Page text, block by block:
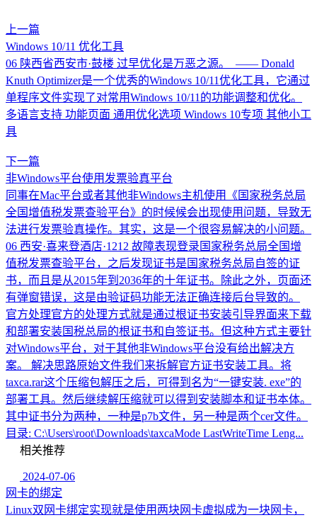
上一篇
Windows 10/11 优化工具
06 陕西省西安市·鼓楼 过早优化是万恶之源。 ​ —— Donald
Knuth Optimizer是一个优秀的Windows 10/11优化工具，它通过
单程序文件实现了对常用Windows 10/11的功能调整和优化。
多语言支持 功能页面 通用优化选项 Windows 10专项 其他小工
具
下一篇
非Windows平台使用发票验真平台
同事在Mac平台或者其他非Windows主机使用《国家税务总局
全国增值税发票查验平台》的时候候会出现使用问题，导致无
法进行发票验真操作。其实，这是一个很容易解决的小问题。
06 西安·喜来登酒店·1212 故障表现登录国家税务总局全国增
值税发票查验平台，之后发现证书是国家税务总局自签的证
书，而且是从2015年到2036年的十年证书。除此之外，页面还
有弹窗错误，这是由验证码功能无法正确连接后台导致的。
官方处理官方的处理方式就是通过根证书安装引导界面来下载
和部署安装国税总局的根证书和自签证书。但这种方式主要针
对Windows平台，对于其他非Windows平台没有给出解决方
案。 解决思路原始文件我们来拆解官方证书安装工具。将
taxca.rar这个压缩包解压之后，可得到名为“一键安装. exe”的
部署工具。然后继续解压缩就可以得到安装脚本和证书本体。
其中证书分为两种，一种是p7b文件，另一种是两个cer文件。
目录: C:\Users\root\Downloads\taxcaMode LastWriteTime Leng...
相关推荐
2024-07-06
网卡的绑定
Linux双网卡绑定实现就是使用两块网卡虚拟成为一块网卡，